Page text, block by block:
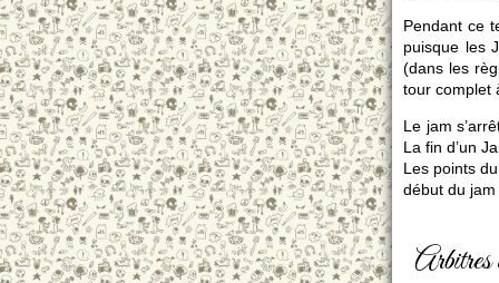
Pendant ce
puisque les
(dans les
tour complet
Le jam
La fin d’un
Les points
début du
Arbitres